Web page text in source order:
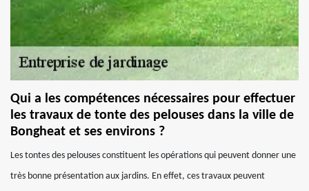
Qui a les compétences nécessaires pour effectuer
les travaux de tonte des pelouses dans la ville de
Bongheat et ses environs ?
Les tontes des pelouses constituent les opérations qui peuvent donner une
très bonne présentation aux jardins. En effet, ces travaux peuvent